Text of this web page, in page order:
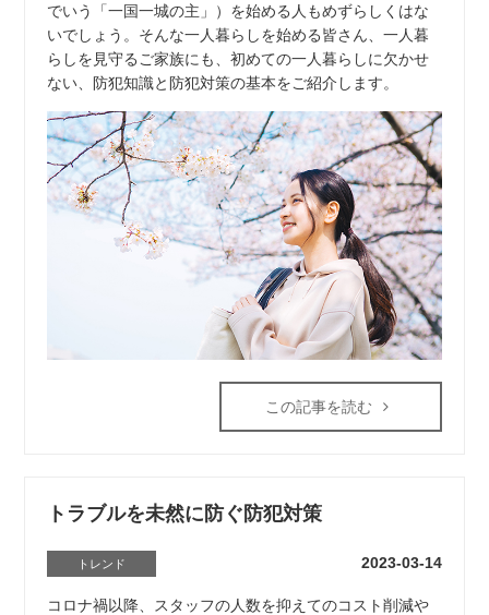
でいう「一国一城の主」）を始める人もめずらしくはな
いでしょう。そんな一人暮らしを始める皆さん、一人暮
らしを見守るご家族にも、初めての一人暮らしに欠かせ
ない、防犯知識と防犯対策の基本をご紹介します。
この記事を読む
トラブルを未然に防ぐ防犯対策
トレンド 2023-03-14
コロナ禍以降、スタッフの人数を抑えてのコスト削減や